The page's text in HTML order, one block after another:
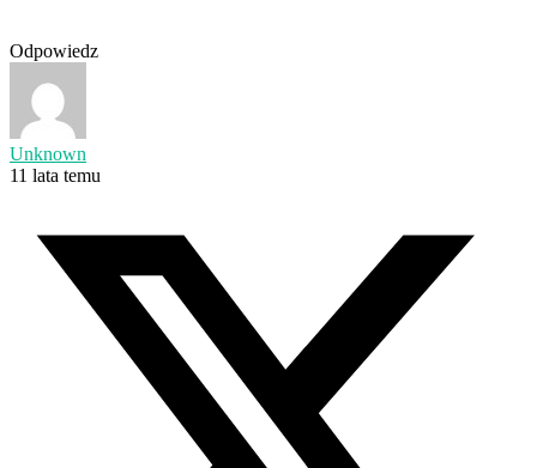
Odpowiedz
Unknown
11 lata temu